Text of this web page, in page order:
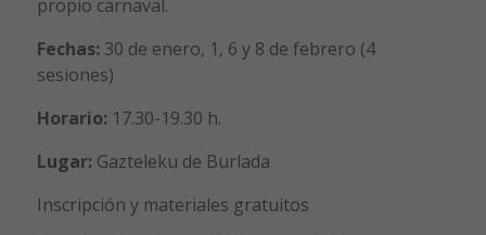
propio carnaval.
Fechas: 30 de enero, 1, 6 y 8 de febrero (4
sesiones)
Horario: 17.30-19.30 h.
Lugar: Gazteleku de Burlada
Inscripción y materiales gratuitos